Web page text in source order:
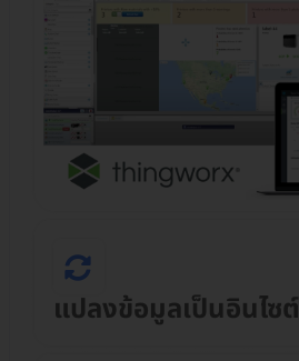
แปลงข้อมูลเป็นอินไซต์